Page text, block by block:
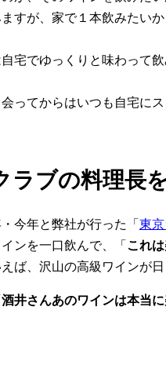
すが、家で１本飲みたい
宅でゆっくりと味わって
ってからはいつも自宅に
ラブの料理長
今年と弊社が行った「 東
ンを一口飲んで、「 これ
ば、沢山の高級ワインが
酒井さんあのワインは本当